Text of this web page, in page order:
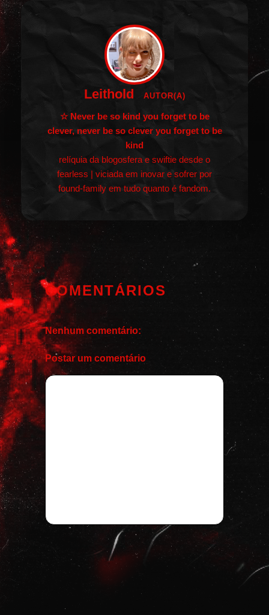
Leithold AUTOR(A)
☆ Never be so kind you forget to be
clever, never be so clever you forget to be
kind
relíquia da blogosfera e swiftie desde o
fearless | viciada em inovar e sofrer por
found-family em tudo quanto é fandom.
COMENTÁRIOS
Nenhum comentário:
Postar um comentário